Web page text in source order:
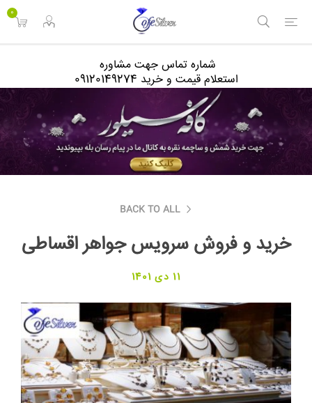
0
شماره تماس جهت مشاوره
استعلام قیمت و خرید 09120149274
BACK TO ALL
خرید و فروش سرویس جواهر اقساطی
11 دی 1401